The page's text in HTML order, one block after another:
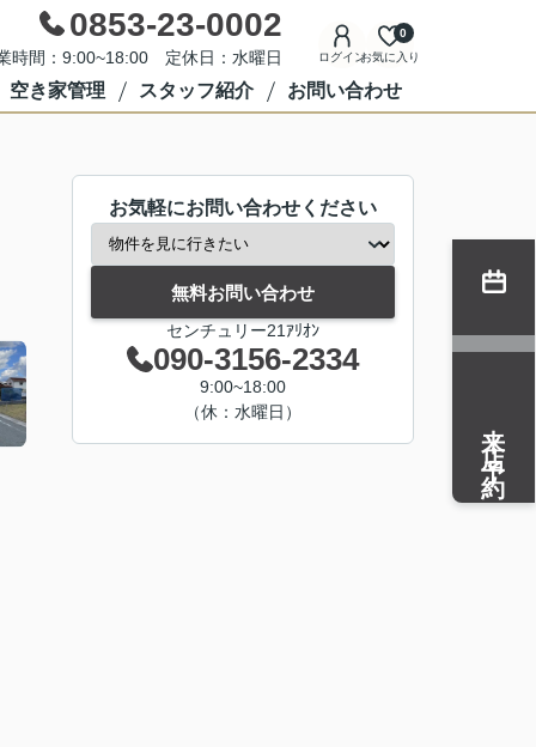
0853-23-0002
時間：9:00~18:00 定休日：水曜日 ログインお気に入り
0
空き家管理 スタッフ紹介 お問い合わせ
お気軽にお問い合わせください
無料お問い合わせ
センチュリー21ｱﾘｵﾝ
090-3156-2334
9:00~18:00
（休：水曜日）
来店予約